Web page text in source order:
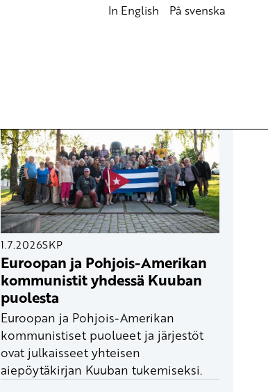
In English På svenska
1.7.2026SKP
Euroopan ja Pohjois-Amerikan
kommunistit yhdessä Kuuban
puolesta
Euroopan ja Pohjois-Amerikan
kommunistiset puolueet ja järjestöt
ovat julkaisseet yhteisen
aiepöytäkirjan Kuuban tukemiseksi.